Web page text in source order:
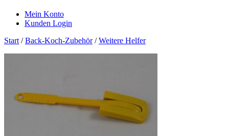
Mein Konto
Kunden Login
Start /Back-Koch-Zubehör/Weitere Helfer